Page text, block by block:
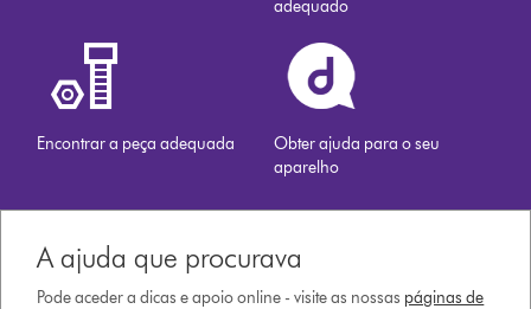
adequado
Encontrar a peça adequada
Obter ajuda para o seu
aparelho
A ajuda que procurava
Pode aceder a dicas e apoio online - visite as nossas páginas de